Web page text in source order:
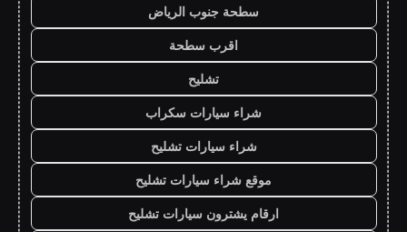
سطحة جنوب الرياض
اقرب سطحة
تشليح
شراء سيارات سكراب
شراء سيارات تشليح
موقع شراء سيارات تشليح
ارقام يشترون سيارات تشليح